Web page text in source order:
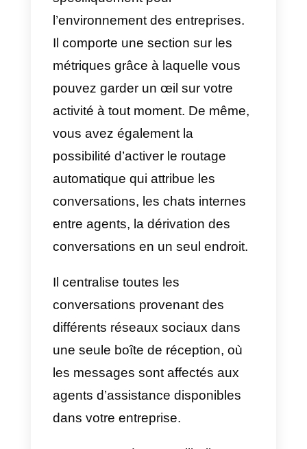
pour WhatsApp Business; dans
cet article, nous allons citer les
plus populaires:
Callbell
Callbellest un outil développé
principalement pour les
entreprises afin de proposer des
ventes ou un support à leurs
(Instagram Direct, Telegram,
Facebook Messenger ou
WhatsApp).
Sa plateforme offre des
fonctionnalités développées